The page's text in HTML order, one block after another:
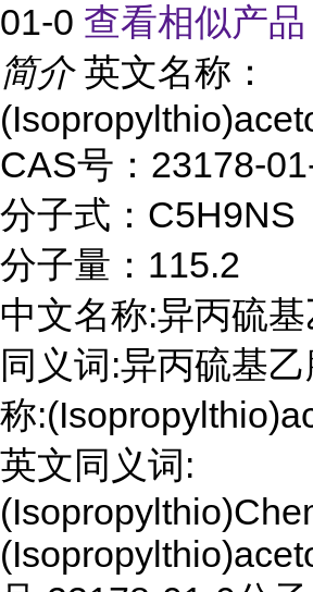
01-0 查看相似产
简介 英文名称：
CAS号：23178-
分子式：C5H9NS
分子量：115.2
中文名称:异丙硫
同义词:异丙硫基
称
英文同义词: